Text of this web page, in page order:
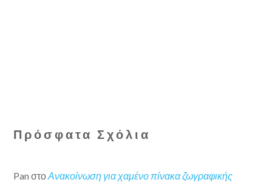
Πρόσφατα Σχόλια
Pan στοΑνακοίνωση για χαμένο πίνακα ζωγραφικής